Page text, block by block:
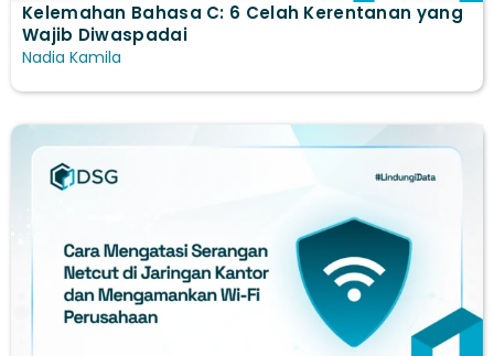
Kelemahan Bahasa C: 6 Celah Kerentanan yang
Wajib Diwaspadai
Nadia Kamila